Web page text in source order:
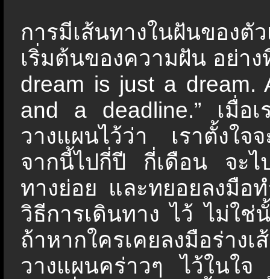
การมีเส้นทางในฝันของตั
เริ่มต้นของความฝัน อย่า
dream is just a dream.
and a deadline.” เมื่อ
วางแผนไว้ว่า เราตั้งใจ
จากนี้ไปกี่ปี กี่เดือน จะไ
ทางย่อย และทยอยลงมือ
วิธีการเดินทาง ไว้ ไม่ใช่
ถ้าหากใครเคยลงมือร่า
วางแผนคร่าวๆ ไว้ในใจ